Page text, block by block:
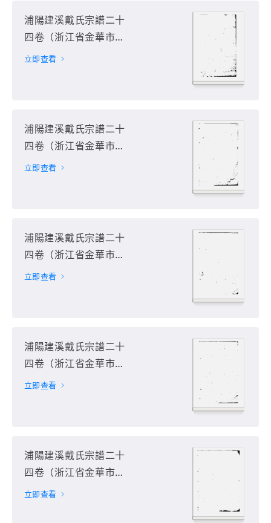
浦陽建溪戴氏宗譜二十
四卷（浙江省金華市浦
江縣）第6册
立即查看
浦陽建溪戴氏宗譜二十
四卷（浙江省金華市浦
江縣）第7册
立即查看
浦陽建溪戴氏宗譜二十
四卷（浙江省金華市浦
江縣）第8册
立即查看
浦陽建溪戴氏宗譜二十
四卷（浙江省金華市浦
江縣）第9册
立即查看
浦陽建溪戴氏宗譜二十
四卷（浙江省金華市浦
江縣）第10册
立即查看